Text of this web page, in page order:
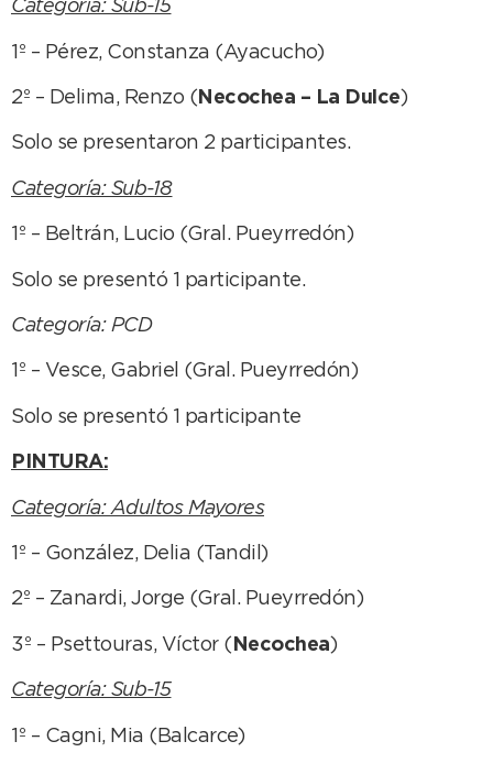
Categoría: Sub-15
1º – Pérez, Constanza (Ayacucho)
2º – Delima, Renzo ( Necochea – La Dulce)
Solo se presentaron 2 participantes.
Categoría: Sub-18
1º – Beltrán, Lucio (Gral. Pueyrredón)
Solo se presentó 1 participante.
Categoría: PCD
1º – Vesce, Gabriel (Gral. Pueyrredón)
Solo se presentó 1 participante
PINTURA:
Categoría: Adultos Mayores
1º – González, Delia (Tandil)
2º – Zanardi, Jorge (Gral. Pueyrredón)
3º – Psettouras, Víctor ( Necochea)
Categoría: Sub-15
1º – Cagni, Mia (Balcarce)